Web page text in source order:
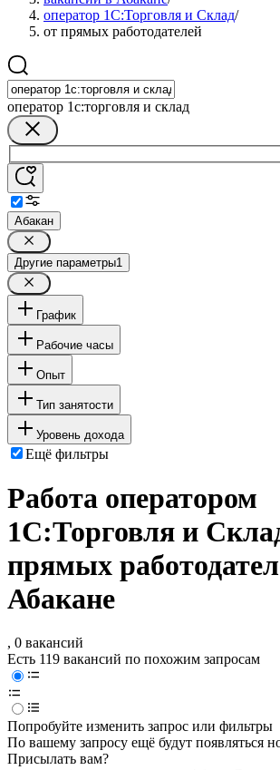
оператор 1С:Торговля и Склад/
от прямых работодателей
оператор 1с:торговля и склад
Абакан
Другие параметры1
График
Рабочие часы
Опыт
Тип занятости
Уровень дохода
Ещё фильтры
Работа оператором
1С:Торговля и
прямых
Абакане
, 0 вакансий
Есть 119 вакансий по похожим запросам
Попробуйте изменить запрос или фильтры
По вашему запросу ещё будут появляться
Присылать вам?